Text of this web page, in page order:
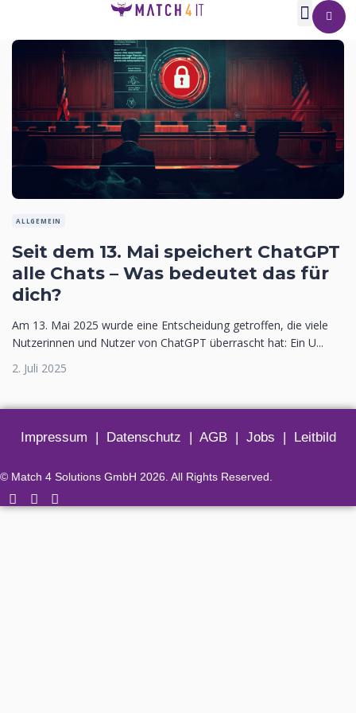
ALLGEMEIN
Seit dem 13. Mai speichert ChatGPT
alle Chats – Was bedeutet das für
dich?
Am 13. Mai 2025 wurde eine Entscheidung getroffen, die viele
Nutzerinnen und Nutzer von ChatGPT überrascht hat: Ein U...
2. Juli 2025
Impressum | Datenschutz | AGB| Jobs | Leitbild
© Match 4 Solutions GmbH 2026. All Rights Reserved.